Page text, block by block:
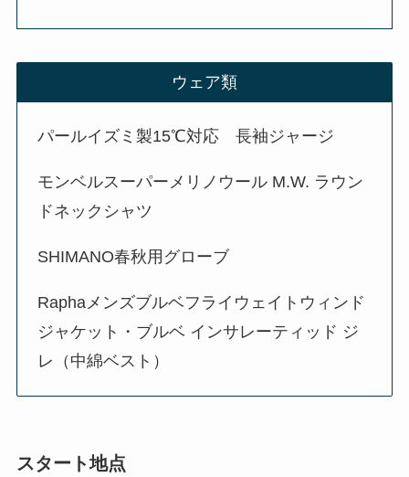
ウェア類
パールイズミ製15℃対応 長袖ジャージ
モンベルスーパーメリノウール M.W. ラウン
ドネックシャツ
SHIMANO春秋用グローブ
Raphaメンズブルベフライウェイトウィンド
ジャケット・ブルベ インサレーティッド ジ
レ（中綿ベスト）
スタート地点